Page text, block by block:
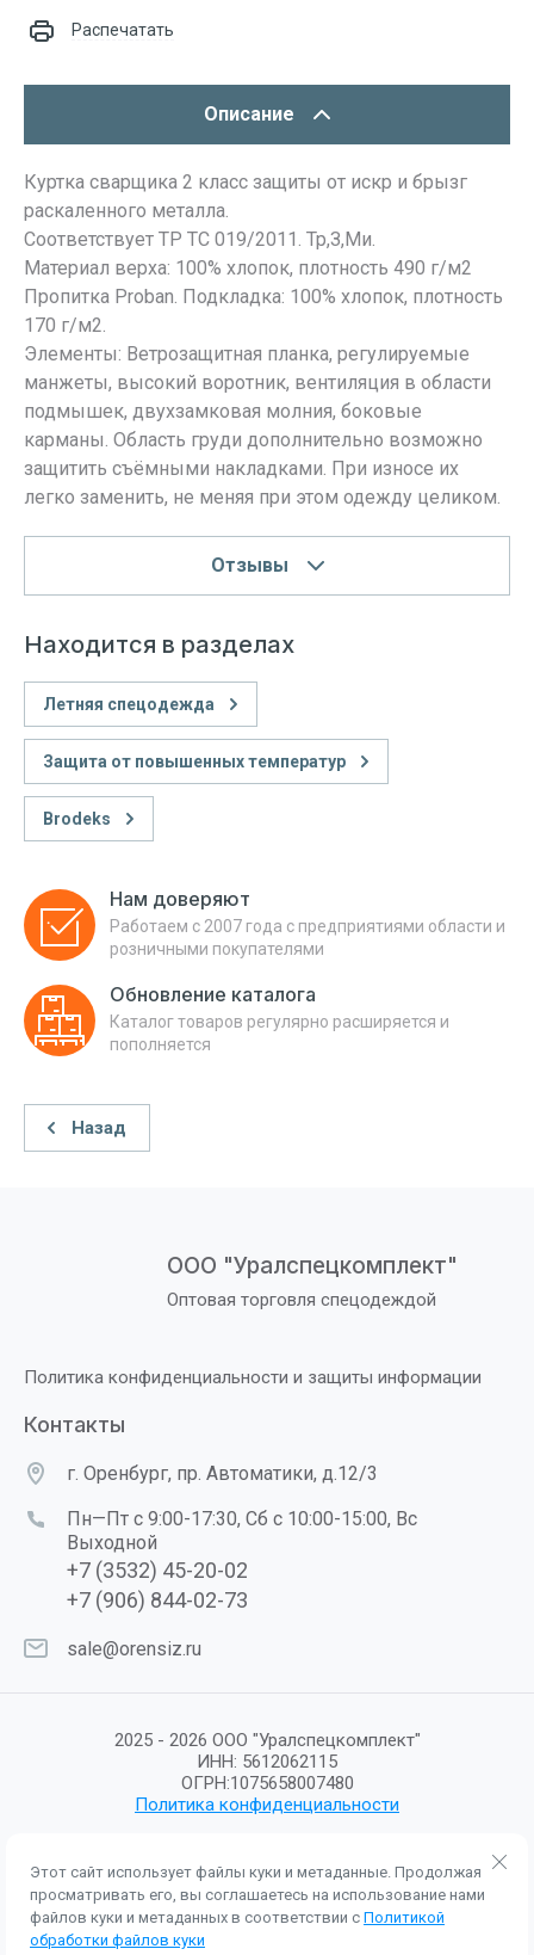
Распечатать
Описание
Куртка сварщика 2 класс защиты от искр и брызг
раскаленного металла.
Соответствует ТР ТС 019/2011. Тр,З,Ми.
Материал верха: 100% хлопок, плотность 490 г/м2
Пропитка Proban. Подкладка: 100% хлопок, плотность
170 г/м2.
Элементы: Ветрозащитная планка, регулируемые
манжеты, высокий воротник, вентиляция в области
подмышек, двухзамковая молния, боковые
карманы. Область груди дополнительно возможно
защитить съёмными накладками. При износе их
легко заменить, не меняя при этом одежду целиком.
Отзывы
Находится в разделах
Летняя спецодежда
Защита от повышенных температур
Brodeks
Нам доверяют
Работаем с 2007 года с предприятиями области и
розничными покупателями
Обновление каталога
Каталог товаров регулярно расширяется и
пополняется
Назад
ООО "Уралспецкомплект"
Оптовая торговля спецодеждой
Политика конфиденциальности и защиты информации
Контакты
г. Оренбург, пр. Автоматики, д.12/3
Пн—Пт с 9:00-17:30, Сб с 10:00-15:00, Вс
Выходной
+7 (3532) 45-20-02
+7 (906) 844-02-73
sale@orensiz.ru
2025 - 2026 ООО "Уралспецкомплект"
ИНН: 5612062115
ОГРН:1075658007480
Политика конфиденциальности
Мегагрупп.ру
Этот сайт использует файлы куки и метаданные. Продолжая
просматривать его, вы соглашаетесь на использование нами
файлов куки и метаданных в соответствии с Политикой
обработки файлов куки